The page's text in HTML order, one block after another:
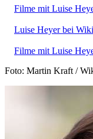
Filme mit Luise
Luise Heyer bei
Filme mit Luise
Foto: Martin Kraft /